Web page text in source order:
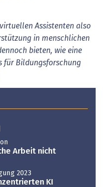
Assistenten also
in menschlichen
bieten, wie eine
für Bildungsforschung
Arbeit nicht
2023
KI